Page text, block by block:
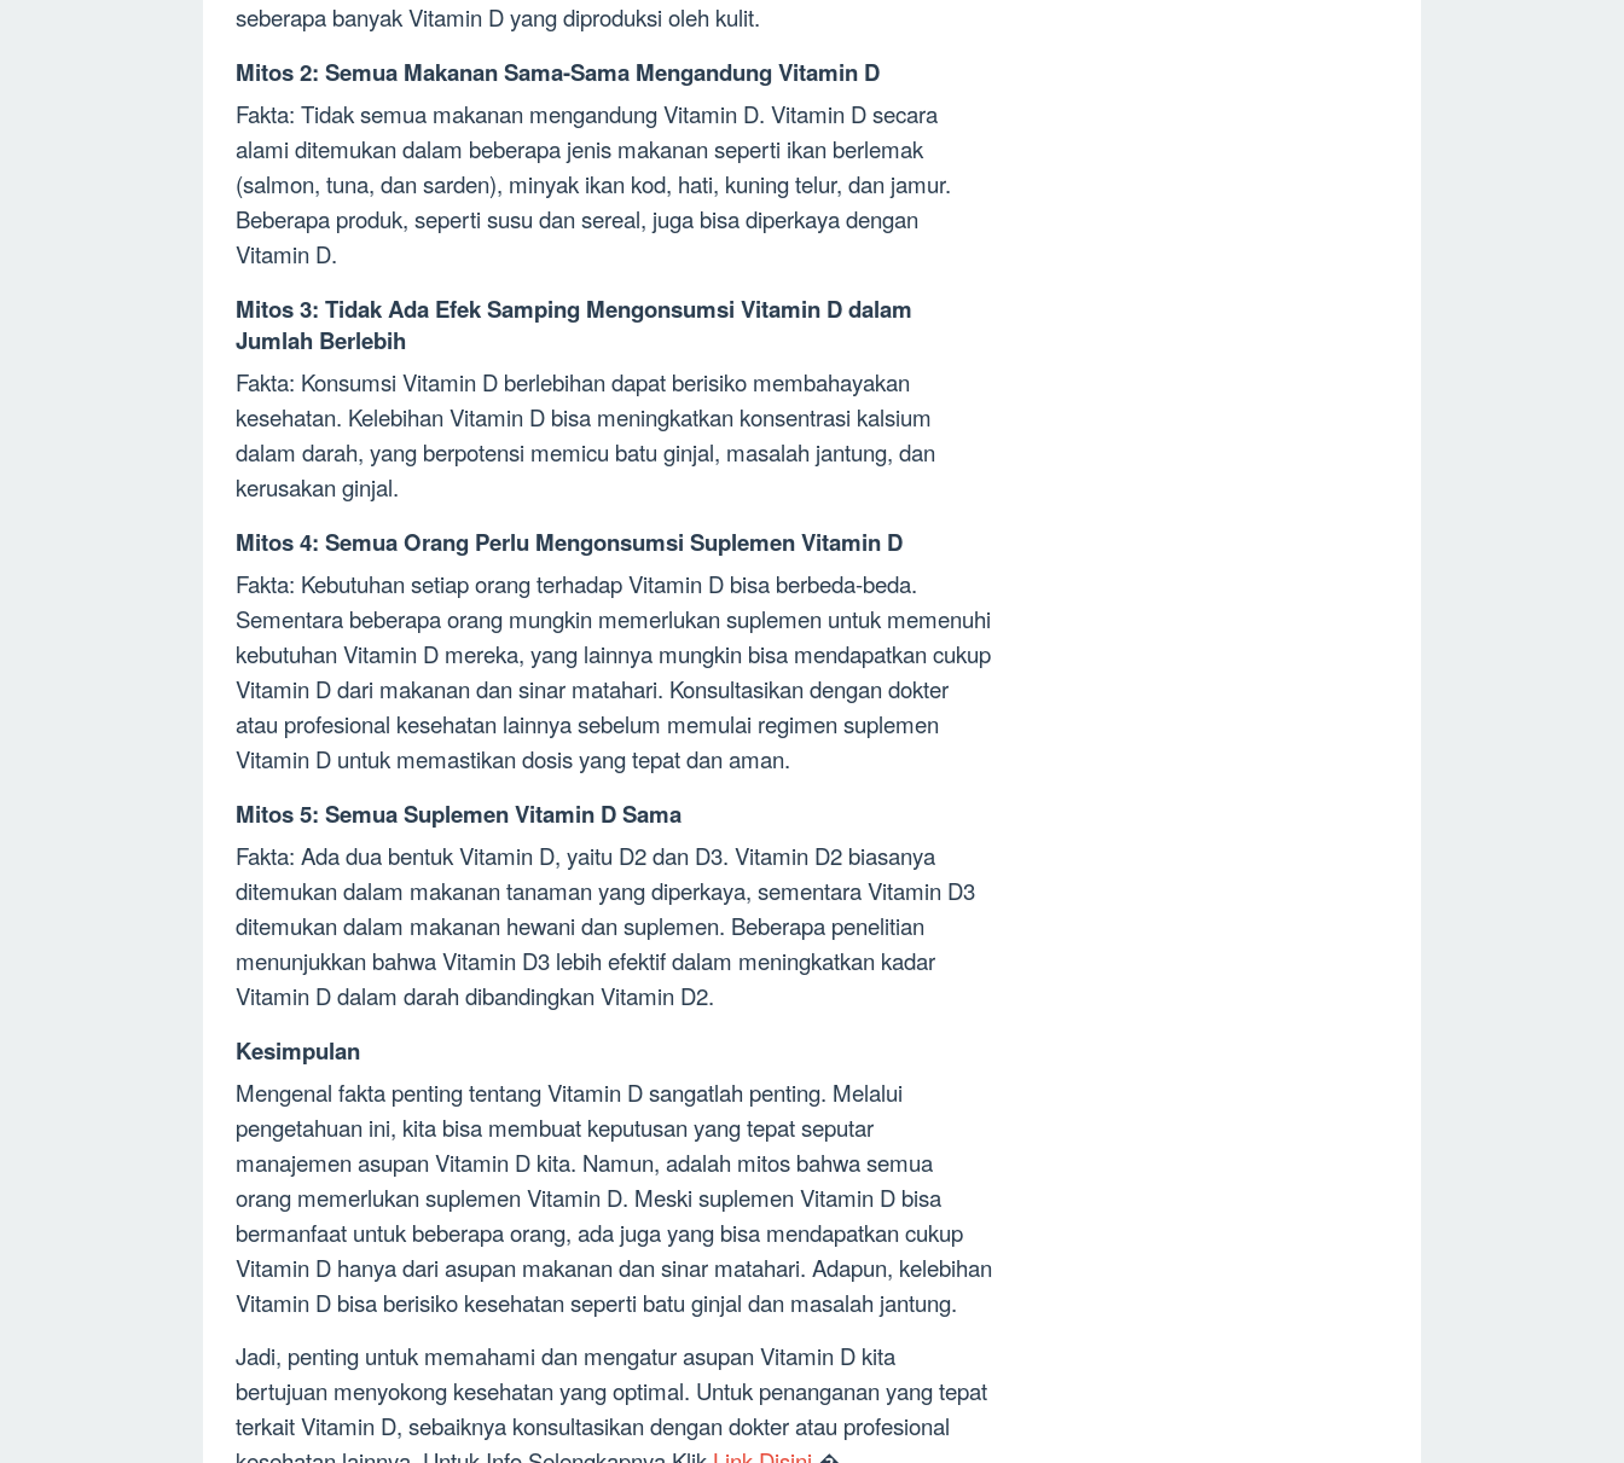
seberapa banyak Vitamin D yang diproduksi oleh kulit.
Mitos 2: Semua Makanan Sama-Sama Mengandung Vitamin D
Fakta: Tidak semua makanan mengandung Vitamin D. Vitamin D secara
alami ditemukan dalam beberapa jenis makanan seperti ikan berlemak
(salmon, tuna, dan sarden), minyak ikan kod, hati, kuning telur, dan jamur.
Beberapa produk, seperti susu dan sereal, juga bisa diperkaya dengan
Vitamin D.
Mitos 3: Tidak Ada Efek Samping Mengonsumsi Vitamin D dalam
Jumlah Berlebih
Fakta: Konsumsi Vitamin D berlebihan dapat berisiko membahayakan
kesehatan. Kelebihan Vitamin D bisa meningkatkan konsentrasi kalsium
dalam darah, yang berpotensi memicu batu ginjal, masalah jantung, dan
kerusakan ginjal.
Mitos 4: Semua Orang Perlu Mengonsumsi Suplemen Vitamin D
Fakta: Kebutuhan setiap orang terhadap Vitamin D bisa berbeda-beda.
Sementara beberapa orang mungkin memerlukan suplemen untuk memenuhi
kebutuhan Vitamin D mereka, yang lainnya mungkin bisa mendapatkan cukup
Vitamin D dari makanan dan sinar matahari. Konsultasikan dengan dokter
atau profesional kesehatan lainnya sebelum memulai regimen suplemen
Vitamin D untuk memastikan dosis yang tepat dan aman.
Mitos 5: Semua Suplemen Vitamin D Sama
Fakta: Ada dua bentuk Vitamin D, yaitu D2 dan D3. Vitamin D2 biasanya
ditemukan dalam makanan tanaman yang diperkaya, sementara Vitamin D3
ditemukan dalam makanan hewani dan suplemen. Beberapa penelitian
menunjukkan bahwa Vitamin D3 lebih efektif dalam meningkatkan kadar
Vitamin D dalam darah dibandingkan Vitamin D2.
Kesimpulan
Mengenal fakta penting tentang Vitamin D sangatlah penting. Melalui
pengetahuan ini, kita bisa membuat keputusan yang tepat seputar
manajemen asupan Vitamin D kita. Namun, adalah mitos bahwa semua
orang memerlukan suplemen Vitamin D. Meski suplemen Vitamin D bisa
bermanfaat untuk beberapa orang, ada juga yang bisa mendapatkan cukup
Vitamin D hanya dari asupan makanan dan sinar matahari. Adapun, kelebihan
Vitamin D bisa berisiko kesehatan seperti batu ginjal dan masalah jantung.
Jadi, penting untuk memahami dan mengatur asupan Vitamin D kita
bertujuan menyokong kesehatan yang optimal. Untuk penanganan yang tepat
terkait Vitamin D, sebaiknya konsultasikan dengan dokter atau profesional